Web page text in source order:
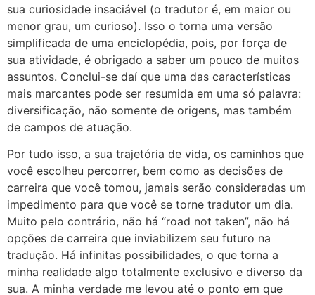
sua curiosidade insaciável (o tradutor é, em maior ou
menor grau, um curioso). Isso o torna uma versão
simplificada de uma enciclopédia, pois, por força de
sua atividade, é obrigado a saber um pouco de muitos
assuntos. Conclui-se daí que uma das características
mais marcantes pode ser resumida em uma só palavra:
diversificação, não somente de origens, mas também
de campos de atuação.
Por tudo isso, a sua trajetória de vida, os caminhos que
você escolheu percorrer, bem como as decisões de
carreira que você tomou, jamais serão consideradas um
impedimento para que você se torne tradutor um dia.
Muito pelo contrário, não há “road not taken”, não há
opções de carreira que inviabilizem seu futuro na
tradução. Há infinitas possibilidades, o que torna a
minha realidade algo totalmente exclusivo e diverso da
sua. A minha verdade me levou até o ponto em que